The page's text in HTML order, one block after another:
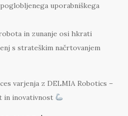
uporabniškega
in zunanje osi hkrati
s strateškim načrtovanjem
varjenja z DELMIA Robotics –
in inovativnost